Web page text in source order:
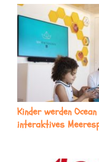
Kinder werden
interaktives